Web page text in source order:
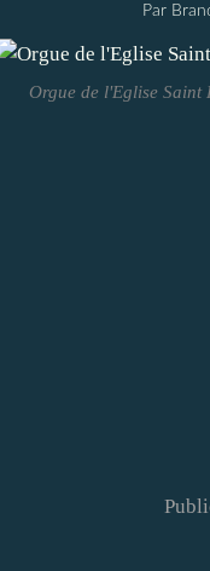
Par
Orgue de l'Eglise